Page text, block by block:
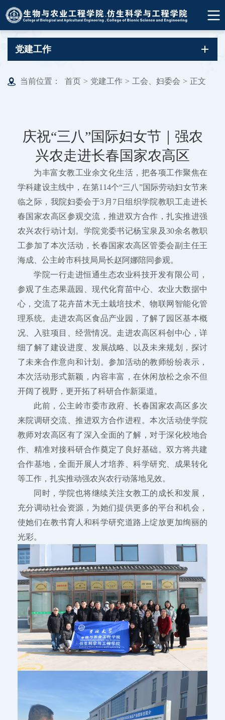
党建工作
当前位置： 首页 > 党建工作 > 工会、妇委会 > 正文
庆祝“三八”国际妇女节｜强农
兴农走进长春国家农高区
为丰富女教工业余文化生活，把各项工作聚焦在
学科建设主线中，在第114个“三八”国际劳动妇女节来
临之际，我院妇委会于3月7日组织学院教职工走进长
春国家农高区参观交流，推进双方合作，扎实推进强
农兴农行动计划。学院党委书记杨宝泉及30余名教职
工参加了本次活动，长春国家农高区管委会副主任王
海成、公主岭市科技局局长赵阿娜陪同参观。
学院一行走进恒通生态农业科技开发有限公司，
参观了生态果蔬园、现代化育苗中心、农业大数据中
心，交流了花卉苗木无土栽培技术、物联网智能化管
理系统。走进农高区食品产业园，了解了园区基本概
况、入驻项目、经营情况。走进农高区科创中心，详
细了解了建设进度、发展战略、以及未来规划，探讨
了未来合作意向和计划。参加活动的教师纷纷表示，
本次活动形式新颖，内容丰富，在休闲放松之余不但
开阔了视野，更开拓了科研合作新渠道。
此前，公主岭市委市政府、长春国家农高区多次
来院调研交流、推进双方合作进程。本次活动使学院
教师对农高区有了深入全面的了解，对于深化校地合
作、精准对接科研合作奠定了良好基础。双方将共建
合作基地，全面开展人才培养、科学研究、成果转化
等工作，扎实推动强农兴农行动落地见效。
同时，学院也将继续关注女教工的成长和发展，
充分调动社会资源，为她们提供更多的平台和机会，
使她们在教书育人和科学研究道路上绽放更加绚丽的
光彩。